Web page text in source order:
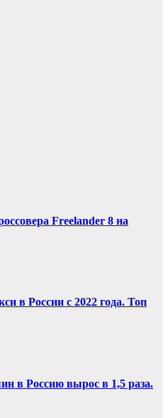
Freelander 8 на
в России с 2022 года. Топ
в Россию вырос в 1,5 раза.